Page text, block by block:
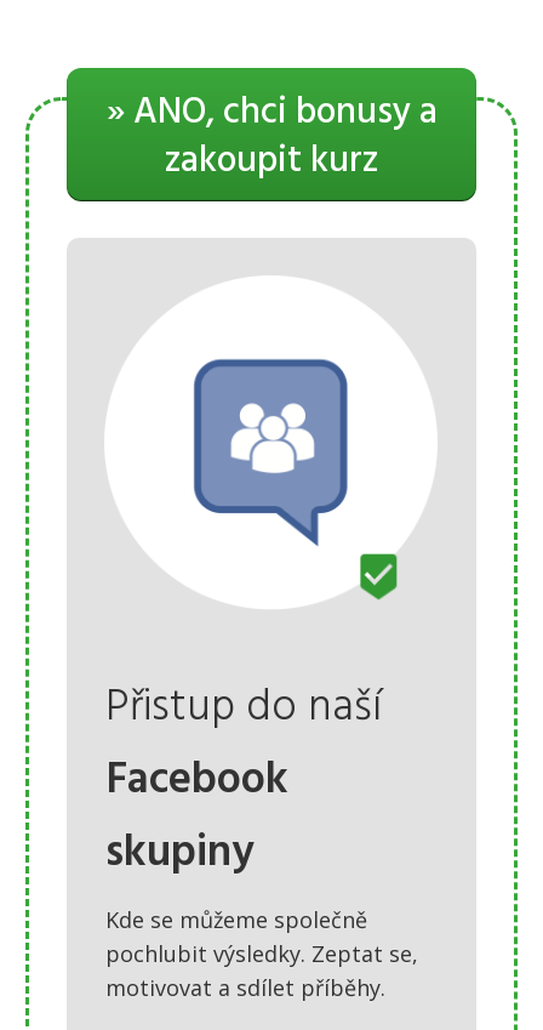
» ANO, chci bonusy a
zakoupit kurz
Přistup do naší
Facebook
skupiny
Kde se můžeme společně
pochlubit výsledky. Zeptat se,
motivovat a sdílet příběhy.